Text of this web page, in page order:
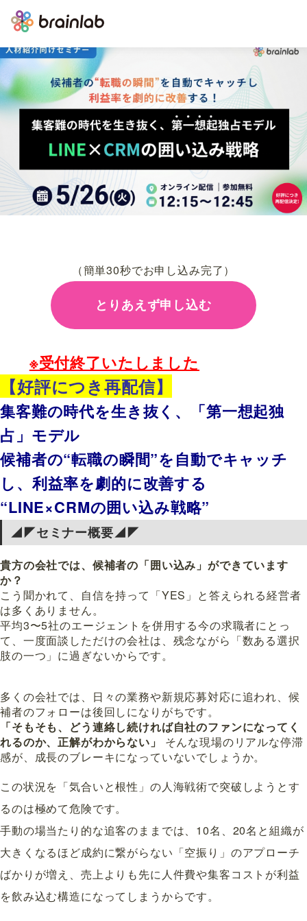
（簡単30秒でお申し込み完了）
とりあえず申し込む
※受付終了いたしました
【好評につき再配信】
集客難の時代を生き抜く、「第一想起独
占」モデル
候補者の“転職の瞬間”を自動でキャッチ
し、利益率を劇的に改善する
“LINE×CRMの囲い込み戦略”
◢◤セミナー概要◢◤
貴方の会社では、候補者の「囲い込み」ができています
か？
こう聞かれて、自信を持って「YES」と答えられる経営者
は多くありません。
平均3〜5社のエージェントを併用する今の求職者にとっ
て、一度面談しただけの会社は、残念ながら「数ある選択
肢の一つ」に過ぎないからです。
多くの会社では、日々の業務や新規応募対応に追われ、候
補者のフォローは後回しになりがちです。
「そもそも、どう連絡し続ければ自社のファンになってく
れるのか、正解がわからない」
そんな現場のリアルな停滞
感が、成長のブレーキになっていないでしょうか。
この状況を「気合いと根性」の人海戦術で突破しようとす
るのは極めて危険です。
手動の場当たり的な追客のままでは、10名、20名と組織が
大きくなるほど成約に繋がらない「空振り」のアプローチ
ばかりが増え、売上よりも先に人件費や集客コストが利益
を飲み込む構造になってしまうからです。